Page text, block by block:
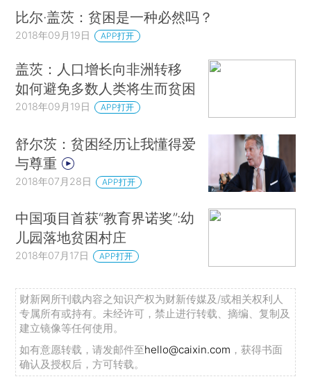
比尔·盖茨：贫困是一种必然吗？
2018年09月19日 APP打开
盖茨：人口增长向非洲转移
如何避免多数人类将生而贫困
2018年09月19日 APP打开
舒尔茨：贫困经历让我懂得爱
与尊重
2018年07月28日 APP打开
中国项目首获“教育界诺奖”:幼
儿园落地贫困村庄
2018年07月17日 APP打开
财新网所刊载内容之知识产权为财新传媒及/或相关权利人
专属所有或持有。未经许可，禁止进行转载、摘编、复制及
建立镜像等任何使用。
如有意愿转载，请发邮件至hello@caixin.com ，获得书面
确认及授权后，方可转载。